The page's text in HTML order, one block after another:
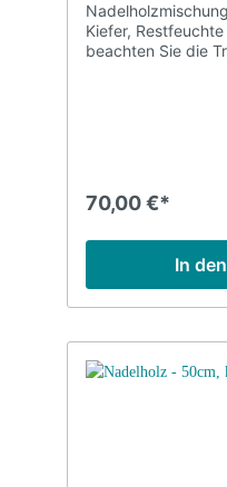
Kiefer,
beachten Sie die
70,00 €*
In